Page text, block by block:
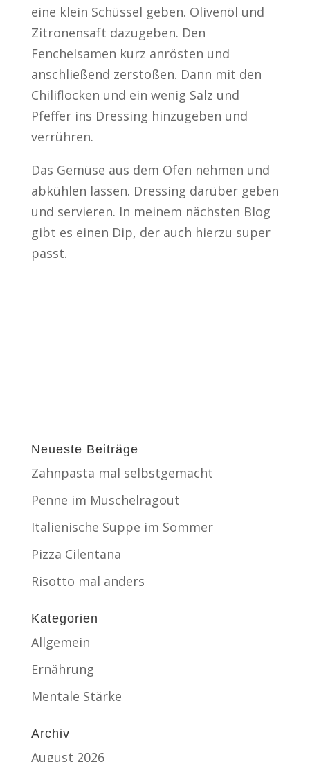
eine klein Schüssel geben. Olivenöl und
Zitronensaft dazugeben. Den
Fenchelsamen kurz anrösten und
anschließend zerstoßen. Dann mit den
Chiliflocken und ein wenig Salz und
Pfeffer ins Dressing hinzugeben und
verrühren.
Das Gemüse aus dem Ofen nehmen und
abkühlen lassen. Dressing darüber geben
und servieren. In meinem nächsten Blog
gibt es einen Dip, der auch hierzu super
passt.
Neueste Beiträge
Zahnpasta mal selbstgemacht
Penne im Muschelragout
Italienische Suppe im Sommer
Pizza Cilentana
Risotto mal anders
Kategorien
Allgemein
Ernährung
Mentale Stärke
Archiv
August 2026